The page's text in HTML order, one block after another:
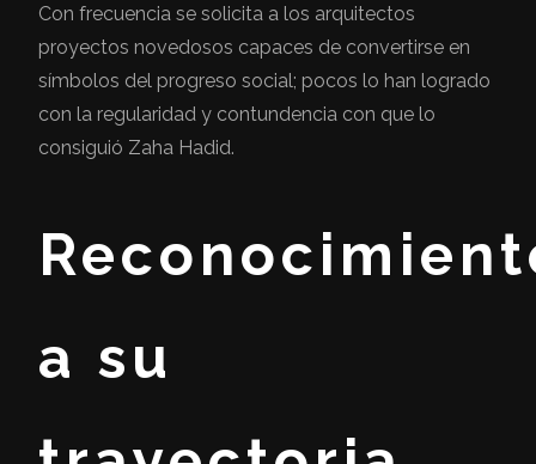
Con frecuencia se solicita a los arquitectos
proyectos novedosos capaces de convertirse en
símbolos del progreso social; pocos lo han logrado
con la regularidad y contundencia con que lo
consiguió Zaha Hadid.
a su